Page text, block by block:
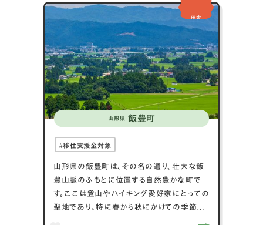
山形県 飯豊町
田舎
移住支援金対象
山形県の飯豊町は、その名の通り、壮大な飯
豊山脈のふもとに位置する自然豊かな町で
す。ここは登山やハイキング愛好家にとっての
聖地であり、特に春から秋にかけての季節に